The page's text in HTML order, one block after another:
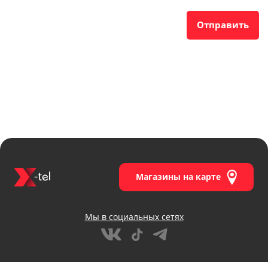
Отправить
Магазины на карте
Мы в социальных сетях